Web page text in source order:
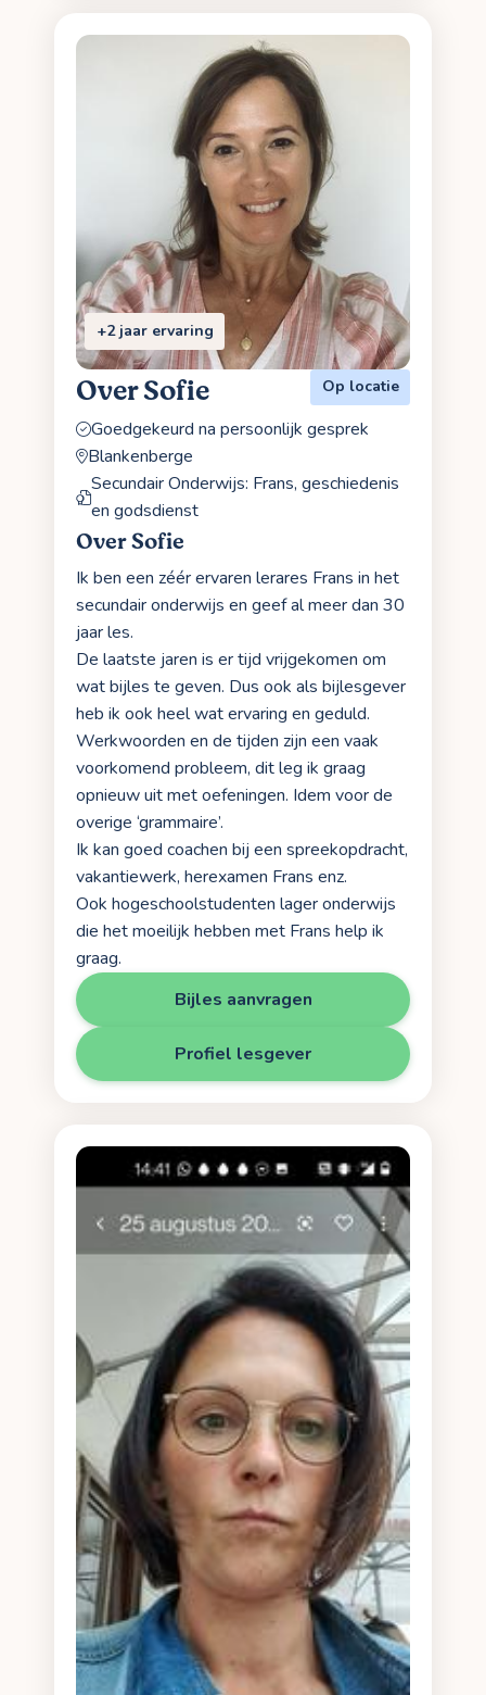
+2 jaar ervaring
Over Sofie Op locatie
Goedgekeurd na persoonlijk gesprek
Blankenberge
Secundair Onderwijs: Frans, geschiedenis
en godsdienst
Over Sofie
Ik ben een zéér ervaren lerares Frans in het
secundair onderwijs en geef al meer dan 30
jaar les.
De laatste jaren is er tijd vrijgekomen om
wat bijles te geven. Dus ook als bijlesgever
heb ik ook heel wat ervaring en geduld.
Werkwoorden en de tijden zijn een vaak
voorkomend probleem, dit leg ik graag
opnieuw uit met oefeningen. Idem voor de
overige ‘grammaire’.
Ik kan goed coachen bij een spreekopdracht,
vakantiewerk, herexamen Frans enz.
Ook hogeschoolstudenten lager onderwijs
die het moeilijk hebben met Frans help ik
graag.
Bijles aanvragen
Profiel lesgever